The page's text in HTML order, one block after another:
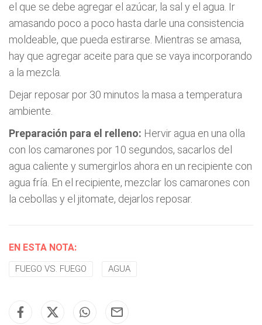
el que se debe agregar el azúcar, la sal y el agua. Ir
amasando poco a poco hasta darle una consistencia
moldeable, que pueda estirarse. Mientras se amasa,
hay que agregar aceite para que se vaya incorporando
a la mezcla.
Dejar reposar por 30 minutos la masa a temperatura
ambiente.
Preparación para el relleno: Hervir agua en una olla
con los camarones por 10 segundos, sacarlos del
agua caliente y sumergirlos ahora en un recipiente con
agua fría. En el recipiente, mezclar los camarones con
la cebollas y el jitomate, dejarlos reposar.
EN ESTA NOTA:
FUEGO VS. FUEGO AGUA